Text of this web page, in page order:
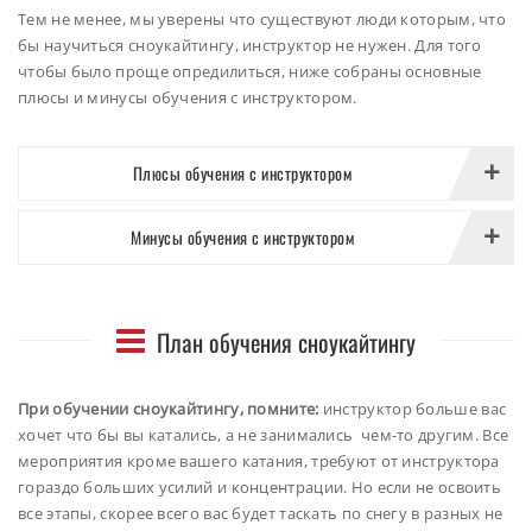
Тем не менее, мы уверены что существуют люди которым, что
бы научиться сноукайтингу, инструктор не нужен. Для того
чтобы было проще опредилиться, ниже собраны основные
плюсы и минусы обучения с инструктором.
Плюсы обучения с инструктором
Минусы обучения с инструктором
План обучения сноукайтингу
При обучении сноукайтингу, помните: инструктор больше вас
хочет что бы вы катались, а не занимались чем-то другим. Все
мероприятия кроме вашего катания, требуют от инструктора
гораздо больших усилий и концентрации. Но если не освоить
все этапы, скорее всего вас будет таскать по снегу в разных не